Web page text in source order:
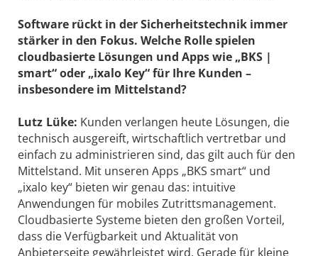
Software rückt in der Sicherheitstechnik immer
stärker in den Fokus. Welche Rolle spielen
cloudbasierte Lösungen und Apps wie „BKS |
smart“ oder „ixalo Key“ für Ihre Kunden –
insbesondere im Mittelstand?
Lutz Lüke: Kunden verlangen heute Lösungen, die
technisch ausgereift, wirtschaftlich vertretbar und
einfach zu administrieren sind, das gilt auch für den
Mittelstand. Mit unseren Apps „BKS smart“ und
„ixalo key“ bieten wir genau das: intuitive
Anwendungen für mobiles Zutrittsmanagement.
Cloudbasierte Systeme bieten den großen Vorteil,
dass die Verfügbarkeit und Aktualität von
Anbieterseite gewährleistet wird. Gerade für kleine